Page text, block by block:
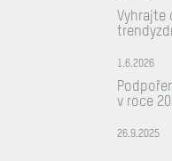
Vyhrajte
1.6.2026
v roce
26.9.2025